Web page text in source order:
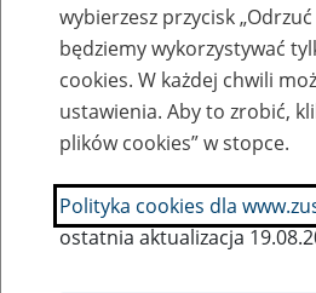
Nazwa zakładu pracy:
SZUKAJ
wybierzesz przycisk
będziemy wykorzystywać
cookies. W każdej chwili
ustawienia. Aby to zrobić,
plików cookies” w stopce.
Polityka cookies dla
ostatnia aktualizacja